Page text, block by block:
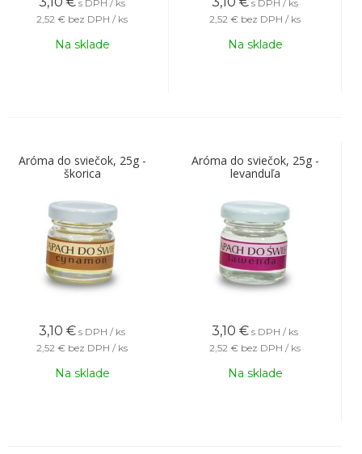
s DPH / ks
2,52 € bez DPH / ks
Na sklade
s DPH / ks
2,52 € bez DPH / ks
Na sklade
Aróma do sviečok, 25g -
škorica
3,10 € s DPH / ks
2,52 € bez DPH / ks
Na sklade
Aróma do sviečok, 25g -
levanduľa
3,10 € s DPH / ks
2,52 € bez DPH / ks
Na sklade